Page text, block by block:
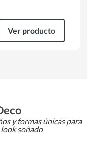
Ver producto
y formas únicas para
soñado